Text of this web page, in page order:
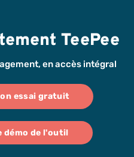
TeePee
en accès intégral
essai gratuit
démo de l'outil